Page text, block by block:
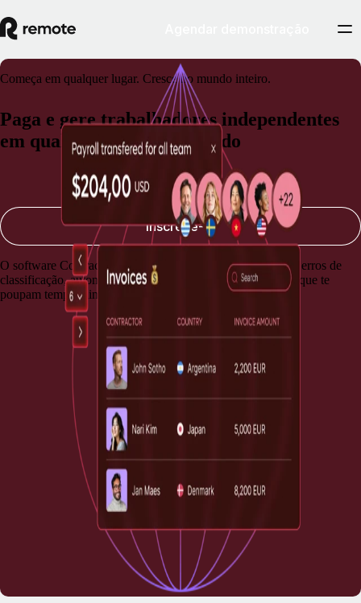
Começa em qualquer lugar. Cresce no mundo inteiro.
Paga e gere trabalhadores independentes
em qualquer parte do mundo
O software Contractor management possui proteção contra erros de
classificação, automações úteis e pagamentos ultrarrápidos que te
poupam tempo, dinheiro e preocupações.
Agendar uma demonstração
Inscreve-te